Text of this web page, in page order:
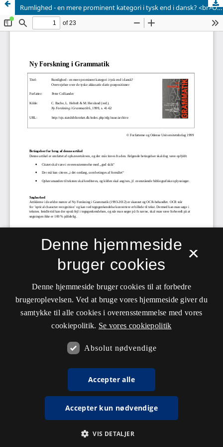
Rumlighed - en mere prominent kategori i tysk end i dansk? <br>Overvejelser over de tyske akkusativ-dativ-præpositioner
×
Denne hjemmeside
bruger cookies
Denne hjemmeside bruger cookies til at forbedre
brugeroplevelsen. Ved at bruge vores hjemmeside giver du
samtykke til alle cookies i overensstemmelse med vores
cookiepolitik. Se vores cookiepolitik
Absolut nødvendige
Accepter alle
Accepter kun nødvendige
VIS DETALJER